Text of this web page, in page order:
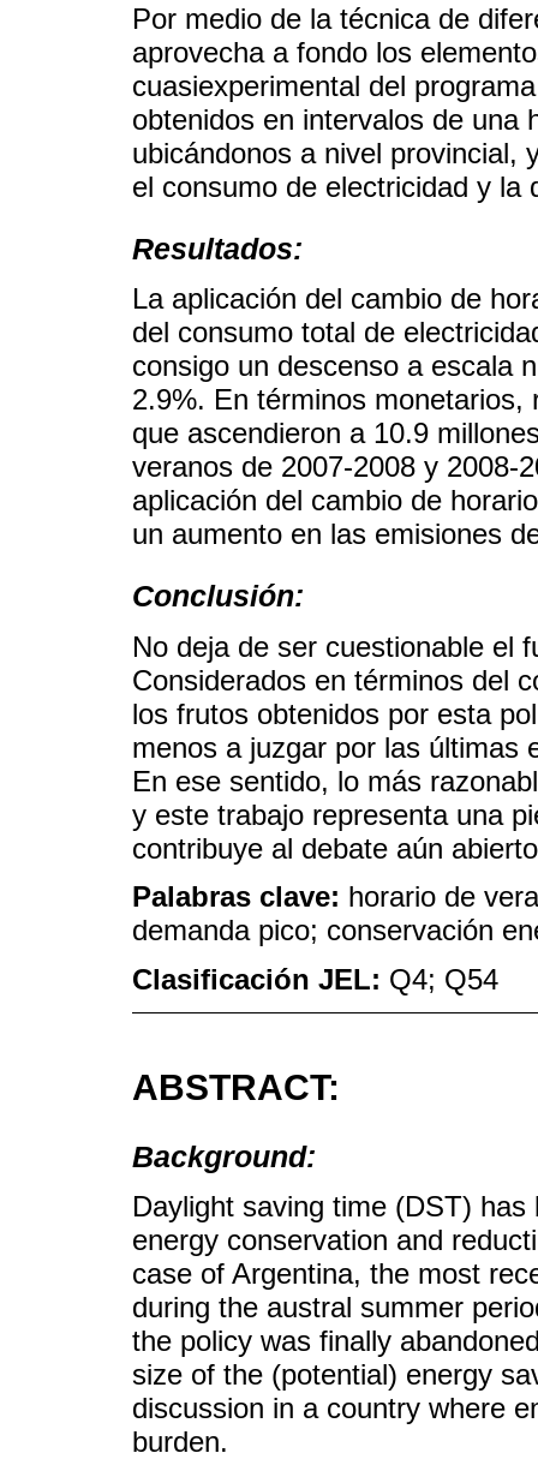
Por medio de la técnica de
aprovecha a fondo los
cuasiexperimental del
obtenidos en intervalos de una
ubicándonos a nivel provincial,
el consumo de electricidad y la
Resultados:
La aplicación del cambio de
del consumo total de
consigo un descenso a escala
2.9%. En términos
que ascendieron a 10.9
veranos de 2007-2008 y 2008-
aplicación del cambio de
un aumento en las emisiones
Conclusión:
No deja de ser cuestionable el
Considerados en términos del
los frutos obtenidos por esta
menos a juzgar por las últimas
En ese sentido, lo más
y este trabajo representa una
contribuye al debate aún
Palabras clave: horario de
demanda pico; conservación
Clasificación JEL: Q4; Q54
ABSTRACT:
Background:
Daylight saving time (DST)
energy conservation and
case of Argentina, the most
during the austral summer
the policy was finally
size of the (potential) energy
discussion in a country where
burden.